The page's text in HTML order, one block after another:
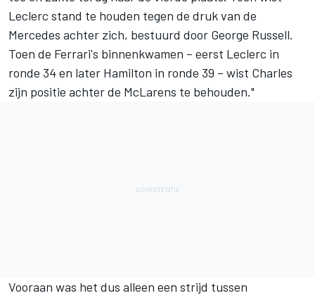
Leclerc stand te houden tegen de druk van de
Mercedes achter zich, bestuurd door George Russell.
Toen de Ferrari's binnenkwamen – eerst Leclerc in
ronde 34 en later Hamilton in ronde 39 – wist Charles
zijn positie achter de McLarens te behouden."
Vooraan was het dus alleen een strijd tussen